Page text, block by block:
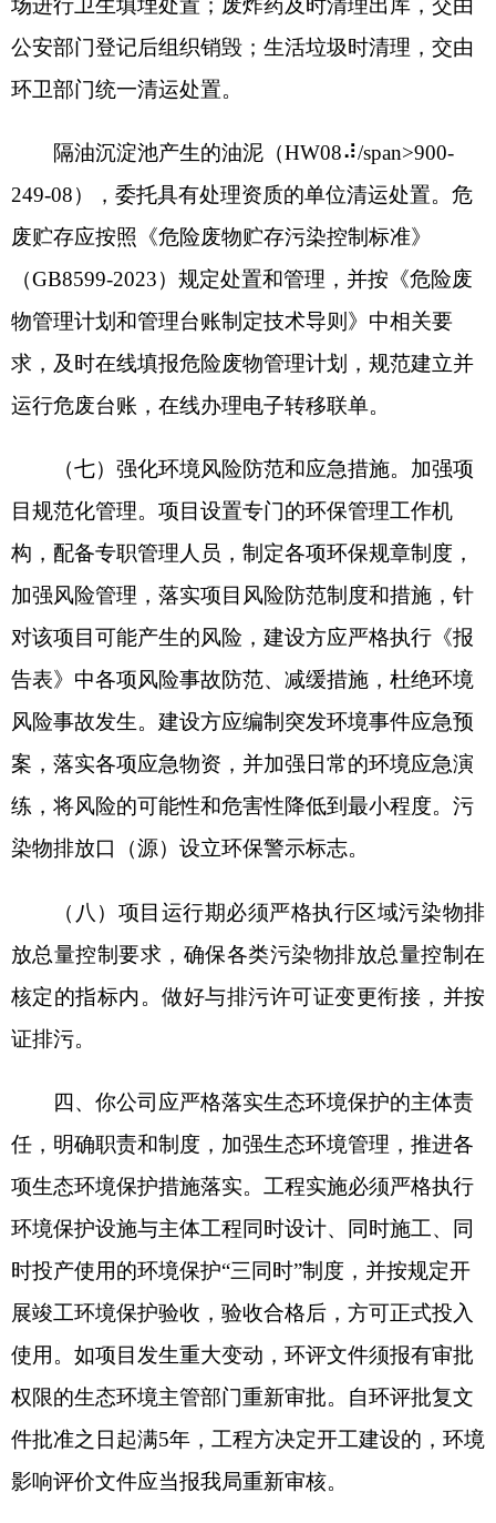
放总量控制要求，确保各类污染物排放总量控制在
核定的指标内。做好与排污许可证变更衔接，并按
证排污。
任，明确职责和制度，加强生态环境管理，推进各
项生态环境保护措施落实。工程实施必须严格执行
环境保护设施与主体工程同时设计、同时施工、同
时投产使用的环境保护“三同时”制度，并按规定开
展竣工环境保护验收，验收合格后，方可正式投入
权限的生态环境主管部门重新审批。自环评批复文
件批准之日起满5 年，工程方决定开工建设的，环境
五、克州生态环境局阿图什市分局要履行属地
监管职责，加强建设项目事中事后监管，按照《关
境保护自主验收监管工作机制的意见》（环执法
〔2021〕70号）要求，加强对建设项目环境保
护“三同时”及自主验收监管。
六、你公司应在收到本批复后10个工作日内，
将批准后的《报告表》送至克州生态环境局阿图什
市分局。并按规定接受各级生态环境主管部门的监
督检查。
克州生态环境局
分享:
打印本页 关闭窗口
各县（市）网站 媒体
地州市政府 区政府部门
省区市政府 国家部委局